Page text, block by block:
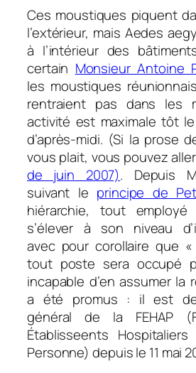
Ces moustiques piquent
l’extérieur, mais Aedes
à l’intérieur des
certain Monsieur Antoine
les moustiques
rentraient pas dans les
activité est maximale tôt
d’après-midi. (Si la prose
vous plait, vous pouvez
de juin 2007). Depuis
suivant le principe de
hiérarchie, tout
s’élever à son niveau
avec pour corollaire que
tout poste sera occupé
incapable d’en assumer la
a été promus : il est
général de la FEHAP
Établisseents
Personne) depuis le 11 mai